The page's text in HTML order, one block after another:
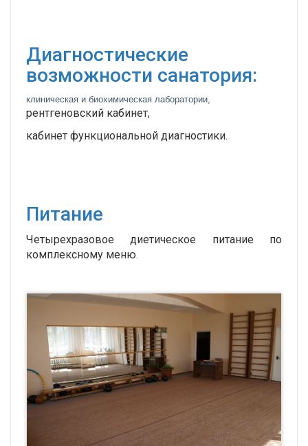
Диагностические
возможности санатория:
клиническая и биохимическая лаборатории,
рентгеновский кабинет,
кабинет функциональной диагностики.
Питание
Четырехразовое диетическое питание по
комплексному меню.